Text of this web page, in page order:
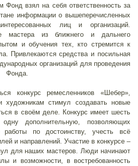
взял на себя ответственность за
информации о вышеперечисленных
лиц и организаций.
мастера из ближнего и дальнего
и обучения тех, кто стремится к
Привлекаются средства и посильная
организаций для проведения
Фонда.
конкурс ремесленников «Шебер»,
художникам стимул создавать новые
в своём деле. Конкурс имеет шесть
дополнительную, позволяющих
работы по достоинству, учесть всё
и направлений. Участие в конкурсе –
для наших мастеров. Люди начинают
и возможности, в востребованность